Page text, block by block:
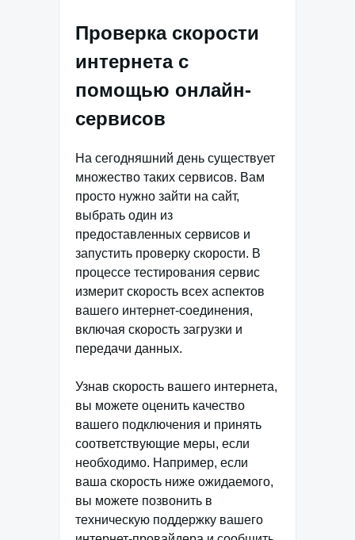
Проверка скорости
интернета с
помощью онлайн-
сервисов
На сегодняшний день существует
множество таких сервисов. Вам
просто нужно зайти на сайт,
выбрать один из
предоставленных сервисов и
запустить проверку скорости. В
процессе тестирования сервис
измерит скорость всех аспектов
вашего интернет-соединения,
включая скорость загрузки и
передачи данных.
Узнав скорость вашего интернета,
вы можете оценить качество
вашего подключения и принять
соответствующие меры, если
необходимо. Например, если
ваша скорость ниже ожидаемого,
вы можете позвонить в
техническую поддержку вашего